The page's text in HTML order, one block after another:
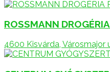
ROSSMANN
4600 Kisvárda, Városmajor